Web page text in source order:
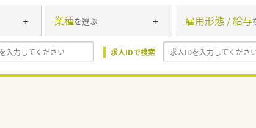
業種を選ぶ 雇用形態 / 給与
求人IDで検索